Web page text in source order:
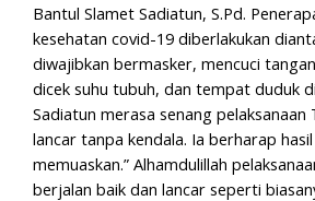
Bantul Slamet Sadiatun, S.Pd.
kesehatan covid-19 diberlakukan
diwajibkan bermasker, mencuci
dicek suhu tubuh, dan tempat duduk
Sadiatun merasa senang pelaksanaan
lancar tanpa kendala. Ia berharap
memuaskan.” Alhamdulillah
berjalan baik dan lancar seperti